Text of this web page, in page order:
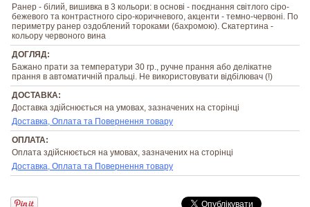
Ранер - білий, вишивка в 3 кольори: в основі - поєднання світлого сіро-
бежевого та контрастного сіро-коричневого, акценти - темно-червоні. По
периметру ранер оздоблений тороками (бахромою). Скатертина -
кольору червоного вина
ДОГЛЯД:
Бажано прати за температури 30 гр., ручне прання або делікатне
прання в автоматичній пральці. Не використовувати відбілювач (!)
ДОСТАВКА:
Доставка здійснюється на умовах, зазначених на сторінці
Доставка, Оплата та Повернення товару
ОПЛАТА:
Оплата здійснюється на умовах, зазначених на сторінці
Доставка, Оплата та Повернення товару